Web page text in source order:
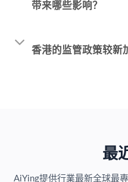
带来哪些影响？
香港的监管政策较新
最
AiYing提供行業最新全球最